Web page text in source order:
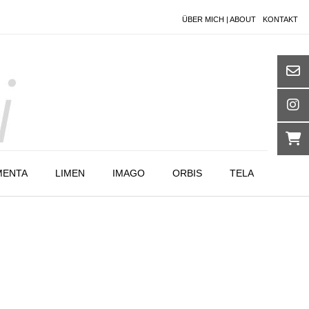
ÜBER MICH | ABOUT KONTAKT
LIMEN IMAGO ORBIS TELA